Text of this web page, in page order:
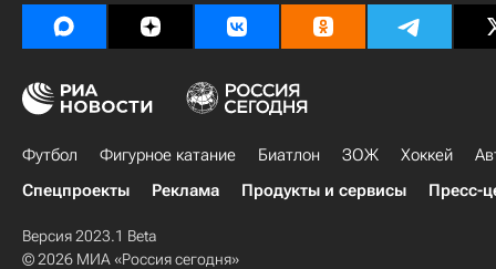
Футбол Фигурное катание Биатлон ЗОЖ Хоккей
Спецпроекты
Реклама Продукты и сервисы Пресс-
Версия 2023.1 Beta
© 2026 МИА «Россия сегодня»